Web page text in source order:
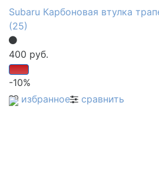
избранное сравнить
Subaru Карбоновая втулка
(25)
400 руб.
-10%